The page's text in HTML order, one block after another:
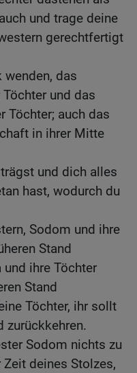
und trage deine
gerechtfertigt
das
und das
Töchter; auch das
in ihrer Mitte
und dich alles
hast, wodurch du
Sodom und ihre
Stand
und ihre Töchter
Stand
Töchter, ihr sollt
zurückkehren.
Sodom nichts zu
deines Stolzes,